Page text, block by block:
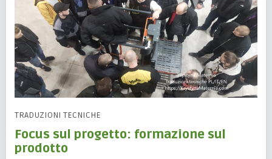
TRADUZIONI TECNICHE
Focus sul progetto: formazione sul
prodotto